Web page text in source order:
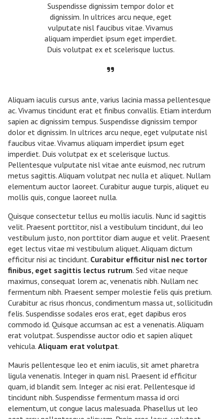
Suspendisse dignissim tempor dolor et
dignissim. In ultrices arcu neque, eget
vulputate nisl faucibus vitae. Vivamus
aliquam imperdiet ipsum eget imperdiet.
Duis volutpat ex et scelerisque luctus.
Aliquam iaculis cursus ante, varius lacinia massa pellentesque
ac. Vivamus tincidunt erat et finibus convallis. Etiam interdum
sapien ac dignissim tempus. Suspendisse dignissim tempor
dolor et dignissim. In ultrices arcu neque, eget vulputate nisl
faucibus vitae. Vivamus aliquam imperdiet ipsum eget
imperdiet. Duis volutpat ex et scelerisque luctus.
Pellentesque vulputate nisl vitae ante euismod, nec rutrum
metus sagittis. Aliquam volutpat nec nulla et aliquet. Nullam
elementum auctor laoreet. Curabitur augue turpis, aliquet eu
mollis quis, congue laoreet nulla.
Quisque consectetur tellus eu mollis iaculis. Nunc id sagittis
velit. Praesent porttitor, nisl a vestibulum tincidunt, dui leo
vestibulum justo, non porttitor diam augue et velit. Praesent
eget lectus vitae mi vestibulum aliquet. Aliquam dictum
efficitur nisi ac tincidunt. Curabitur efficitur nisl nec tortor
finibus, eget sagittis lectus rutrum. Sed vitae neque
maximus, consequat lorem ac, venenatis nibh. Nullam nec
fermentum nibh. Praesent semper molestie felis quis pretium.
Curabitur ac risus rhoncus, condimentum massa ut, sollicitudin
felis. Suspendisse sodales eros erat, eget dapibus eros
commodo id. Quisque accumsan ac est a venenatis. Aliquam
erat volutpat. Suspendisse auctor odio et sapien aliquet
vehicula. Aliquam erat volutpat.
Mauris pellentesque leo et enim iaculis, sit amet pharetra
ligula venenatis. Integer in quam nisl. Praesent id efficitur
quam, id blandit sem. Integer ac nisi erat. Pellentesque id
tincidunt nibh. Suspendisse fermentum massa id orci
elementum, ut congue lacus malesuada. Phasellus ut leo